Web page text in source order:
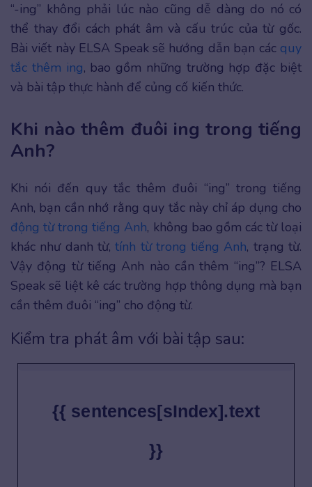
“-ing” không phải lúc nào cũng dễ dàng do nó có
thể thay đổi cách phát âm và cấu trúc của từ gốc.
Bài viết này ELSA Speak sẽ hướng dẫn bạn các quy
tắc thêm ing, bao gồm những trường hợp đặc biệt
và bài tập thực hành để củng cố kiến thức.
Khi nào thêm đuôi ing trong tiếng
Anh?
Khi nói đến quy tắc thêm đuôi “ing” trong tiếng
Anh, bạn cần nhớ rằng quy tắc này chỉ áp dụng cho
động từ trong tiếng Anh, không bao gồm các từ loại
khác như danh từ,tính từ trong tiếng Anh, trạng từ.
Vậy động từ tiếng Anh nào cần thêm “ing”? ELSA
Speak sẽ liệt kê các trường hợp thông dụng mà bạn
cần thêm đuôi “ing” cho động từ.
Kiểm tra phát âm với bài tập sau:
{{ sentences[sIndex].text
}}